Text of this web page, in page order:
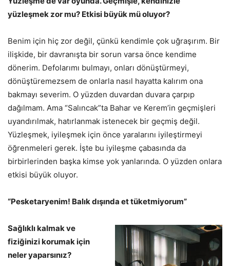
yüzleşmek zor mu? Etkisi büyük mü oluyor?
Benim için hiç zor değil, çünkü kendimle çok uğraşırım. Bir
ilişkide, bir davranışta bir sorun varsa önce kendime
dönerim. Defolarımı bulmayı, onları dönüştürmeyi,
dönüştüremezsem de onlarla nasıl hayatta kalırım ona
bakmayı severim. O yüzden duvardan duvara çarpıp
dağılmam. Ama “Salıncak”ta Bahar ve Kerem’in geçmişleri
uyandırılmak, hatırlanmak istenecek bir geçmiş değil.
Yüzleşmek, iyileşmek için önce yaralarını iyileştirmeyi
öğrenmeleri gerek. İşte bu iyileşme çabasında da
birbirlerinden başka kimse yok yanlarında. O yüzden onlara
etkisi büyük oluyor.
“Pesketaryenim! Balık dışında et tüketmiyorum”
Sağlıklı kalmak ve
fiziğinizi korumak için
neler yaparsınız?